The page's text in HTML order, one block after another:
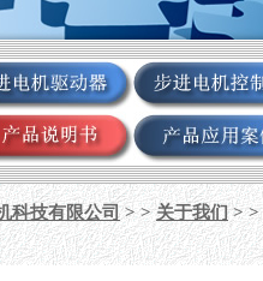
科技有限公司> >关于我们> >